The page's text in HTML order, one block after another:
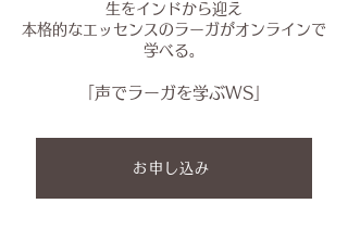
生をインドから迎え
本格的なエッセンスのラーガがオンラインで
学べる。
「声でラーガを学ぶWS」
お申し込み